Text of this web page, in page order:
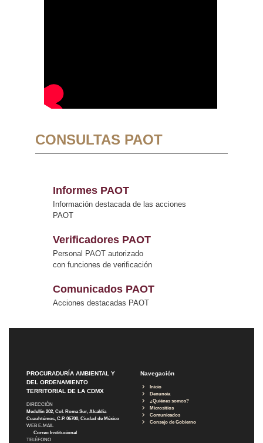
CONSULTAS PAOT
Informes PAOT
Información destacada de las acciones
PAOT
Verificadores PAOT
Personal PAOT autorizado
con funciones de verificación
Comunicados PAOT
Acciones destacadas PAOT
PROCURADURÍA AMBIENTAL Y
DEL ORDENAMIENTO
TERRITORIAL DE LA CDMX
DIRECCIÓN
Medellín 202, Col. Roma Sur, Alcaldía
Cuauhtémoc, C.P. 06700, Ciudad de México
WEB E-MAIL
Correo Institucional
TELÉFONO
Navegación
Inicio
Denuncia
¿Quiénes somos?
Micrositios
Comunicados
Consejo de Gobierno